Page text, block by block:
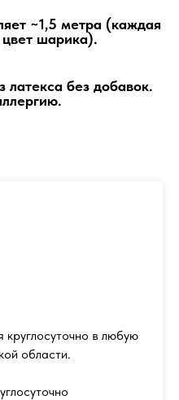
~1,5 метра (каждая
шарика).
без добавок.
круглосуточно в любую
области.